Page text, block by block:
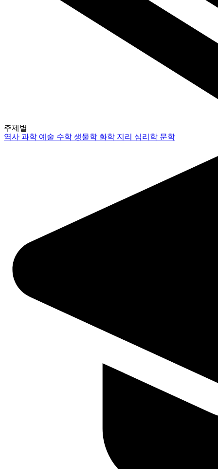
주제별
역사과학 예술 수학생물학 화학 지리 심리학 문학